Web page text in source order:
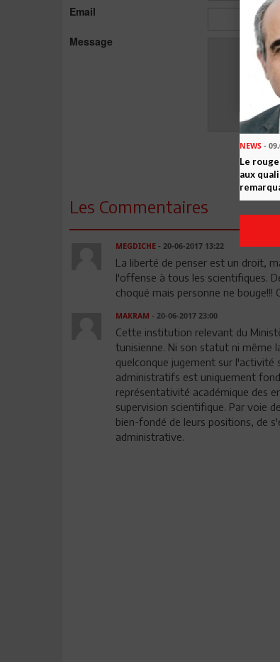
Email
Message
Les Commentaires
MEGDICHE- 20-06-2017 13:22
La liberté de penser est un droit,
l'offense à tous les scientifiques.
choqué mais personne ne bouge!!!
MAKRAM - 20-06-2017 23:00
Cette institution relevant du
tunisienne. Ni son statut ni même
quelconque jugement sur l'activité
administratifs est uniquement
représentativité académique des
supervision scientifique. Par voie
bien-fondé de leurs positions, de
administrative.
NEWS -
Le
aux